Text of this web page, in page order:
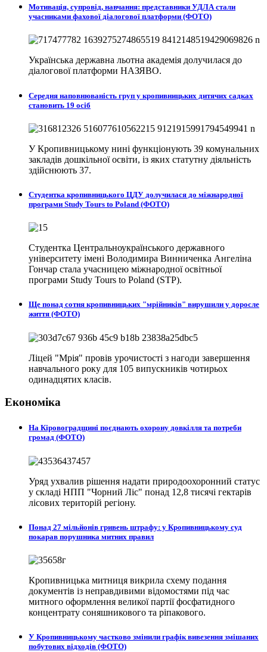
Мотивація, супровід, навчання: представники УДЛА стали
учасниками фахової діалогової платформи (ФОТО)
Українська державна льотна академія долучилася до
діалогової платформи НАЗЯВО.
Середня наповнюваність груп у кропивницьких дитячих садках
становить 19 осіб
У Кропивницькому нині функціонують 39 комунальних
закладів дошкільної освіти, із яких статутну діяльність
здійснюють 37.
Студентка кропивницького ЦДУ долучилася до міжнародної
програми Study Tours to Poland (ФОТО)
Студентка Центральноукраїнського державного
університету імені Володимира Винниченка Ангеліна
Гончар стала учасницею міжнародної освітньої
програми Study Tours to Poland (STP).
Ще понад сотня кропивницьких "мрійників" вирушили у доросле
життя (ФОТО)
Ліцей "Мрія" провів урочистості з нагоди завершення
навчального року для 105 випускників чотирьох
одинадцятих класів.
Економіка
На Кіровоградщині поєднають охорону довкілля та потреби
громад (ФОТО)
Уряд ухвалив рішення надати природоохоронний статус
у складі НПП "Чорний Ліс" понад 12,8 тисячі гектарів
лісових територій регіону.
Понад 27 мільйонів гривень штрафу: у Кропивницькому суд
покарав порушника митних правил
Кропивницька митниця викрила схему подання
документів із неправдивими відомостями під час
митного оформлення великої партії фосфатидного
концентрату соняшникового та ріпакового.
У Кропивницькому частково змінили графік вивезення змішаних
побутових відходів (ФОТО)